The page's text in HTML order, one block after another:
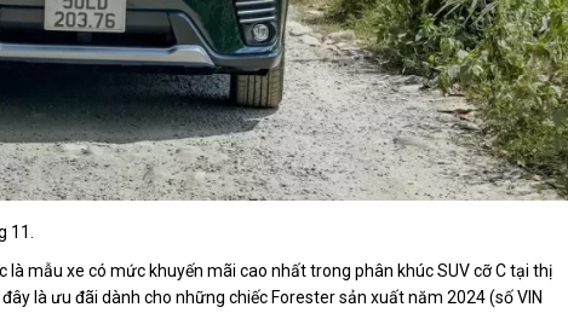
11.
mẫu xe có mức khuyến mãi cao nhất trong phân khúc SUV cỡ C tại thị
là ưu đãi dành cho những chiếc Forester sản xuất năm 2024 (số VIN